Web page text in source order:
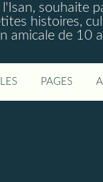
souhaite
histoires,
amicale de 10
PAGES